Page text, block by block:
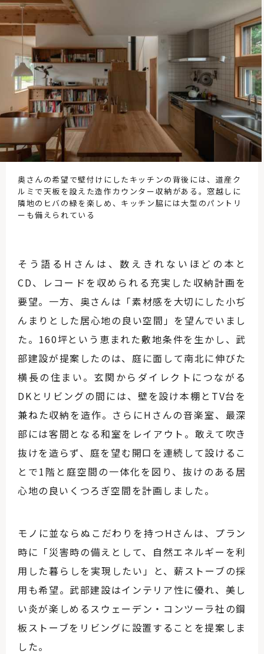
奥さんの希望で壁付けにしたキッチンの背後には、道産ク
ルミで天板を設えた造作カウンター収納がある。窓越しに
隣地のヒバの緑を楽しめ、キッチン脇には大型のパントリ
ーも備えられている
そう語るHさんは、数えきれないほどの本と
CD、レコードを収められる充実した収納計画を
要望。一方、奥さんは「素材感を大切にした小ぢ
んまりとした居心地の良い空間」を望んでいまし
た。160坪という恵まれた敷地条件を生かし、武
部建設が提案したのは、庭に面して南北に伸びた
横長の住まい。玄関からダイレクトにつながる
DKとリビングの間には、壁を設け本棚とTV台を
兼ねた収納を造作。さらにHさんの音楽室、最深
部には客間となる和室をレイアウト。敢えて吹き
抜けを造らず、庭を望む開口を連続して設けるこ
とで1階と庭空間の一体化を図り、抜けのある居
心地の良いくつろぎ空間を計画しました。
モノに並ならぬこだわりを持つHさんは、プラン
時に「災害時の備えとして、自然エネルギーを利
用した暮らしを実現したい」と、薪ストーブの採
用も希望。武部建設はインテリア性に優れ、美し
い炎が楽しめるスウェーデン・コンツーラ社の鋼
板ストーブをリビングに設置することを提案しま
した。